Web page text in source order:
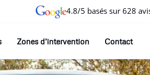
4.8/5 basés sur 628
Zones d’intervention Contact